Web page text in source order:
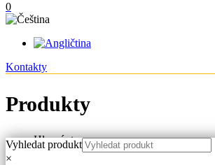
0
Kontakty
Produkty
Hlavní strana
Produkty
Vyhledat produkt
×